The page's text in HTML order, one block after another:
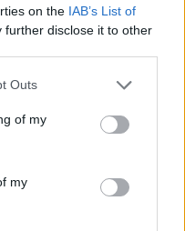
on the IAB’s List of
further disclose it to other
Outs
of my
my
az Aldi a biatorbágyi
10 ezer
BIA6 számú épület után,
BIA5 30 ezer
4,9 eurós havi